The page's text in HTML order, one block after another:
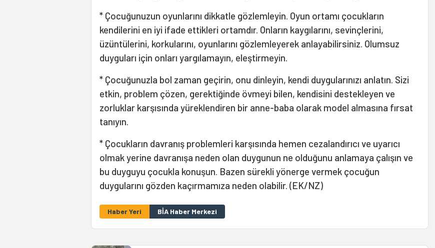
* Çocuğunuzun oyunlarını dikkatle gözlemleyin. Oyun ortamı çocukların
kendilerini en iyi ifade ettikleri ortamdır. Onların kaygılarını, sevinçlerini,
üzüntülerini, korkularını, oyunlarını gözlemleyerek anlayabilirsiniz. Olumsuz
duyguları için onları yargılamayın, eleştirmeyin.
* Çocuğunuzla bol zaman geçirin, onu dinleyin, kendi duygularınızı anlatın. Sizi
etkin, problem çözen, gerektiğinde övmeyi bilen, kendisini destekleyen ve
zorluklar karşısında yüreklendiren bir anne-baba olarak model almasına fırsat
tanıyın.
* Çocukların davranış problemleri karşısında hemen cezalandırıcı ve uyarıcı
olmak yerine davranışa neden olan duygunun ne olduğunu anlamaya çalışın ve
bu duyguyu çocukla konuşun. Bazen sürekli yönerge vermek çocuğun
duygularını gözden kaçırmamıza neden olabilir. (EK/NZ)
Haber Yeri BİA Haber Merkezi